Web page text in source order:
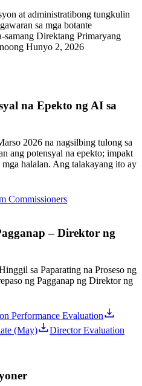
at administratibong tungkulin
sa mga botante
samang Direktang Primaryang
Hunyo 2, 2026
na Epekto ng AI sa
2026 na nagsilbing tulong sa
ang potensyal na epekto; impakt
halalan. Ang talakayang ito ay
Commissioners
– Direktor ng
sa Paparating na Proseso ng
ng Pagganap ng Direktor ng
Performance Evaluation
(May)
Director Evaluation